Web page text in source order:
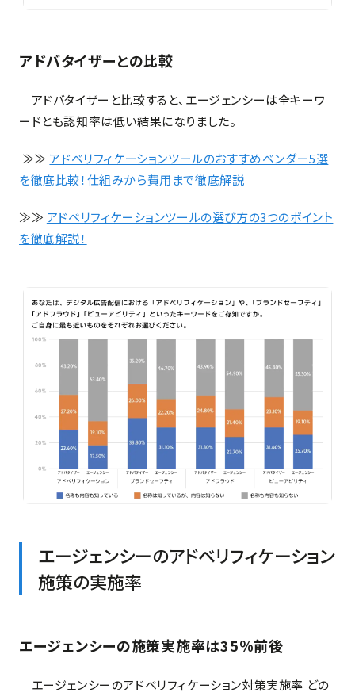
アドバタイザーとの比較
アドバタイザーと比較すると、エージェンシーは全キーワ
ードとも認知率は低い結果になりました。
≫≫ アドベリフィケーションツールのおすすめベンダー5選
を徹底比較！仕組みから費用まで徹底解説
≫≫ アドベリフィケーションツールの選び方の3つのポイント
を徹底解説！
エージェンシーのアドベリフィケーション
施策の実施率
エージェンシーの施策実施率は35％前後
エージェンシーのアドベリフィケーション対策実施率 どの